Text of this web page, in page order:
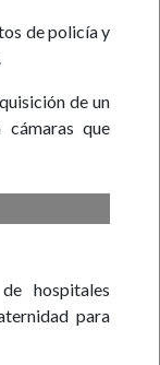
de policía y
de un
que
hospitales
para